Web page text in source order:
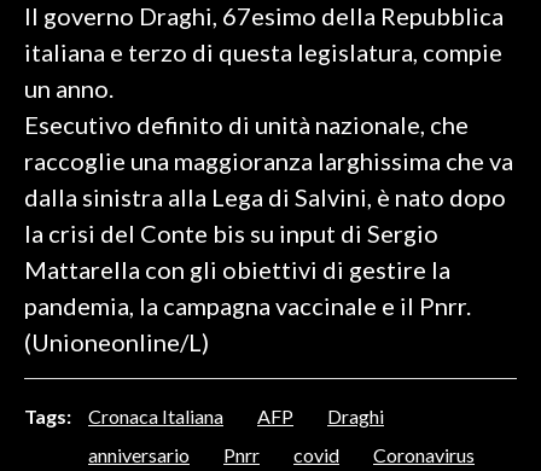
CALCIO REGIONALE
BASKET
VOLLEY
MOTORI
TENNIS
ALTRI SPORT
CULTURA
SPETTACOLI
GOSSIP
Il governo Draghi, 67esimo della Repubblica
italiana e terzo di questa legislatura, compie
un anno.
Esecutivo definito di unità nazionale, che
raccoglie una maggioranza larghissima che va
dalla sinistra alla Lega di Salvini, è nato dopo
la crisi del Conte bis su input di Sergio
Mattarella con gli obiettivi di gestire la
pandemia, la campagna vaccinale e il Pnrr.
(Unioneonline/L)
Tags: Cronaca Italiana AFP
Draghi
anniversario
Pnrr covid
Coronavirus